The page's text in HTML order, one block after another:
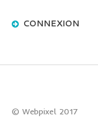
CONNEXION
© Webpixel 2017